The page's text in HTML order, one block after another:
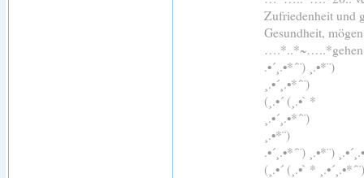
Zufriedenheit
Gesundheit,
.•´¸.•*´¨) ¸.•*¨)
¸.•´¸.•*´¨)
(¸.•´ (¸.•` *
¸.•´¸.•*´¨)
¸.•*¨)
.•´¸.•*´¨) ¸.•*¨)
(¸.•´ (¸.•` *